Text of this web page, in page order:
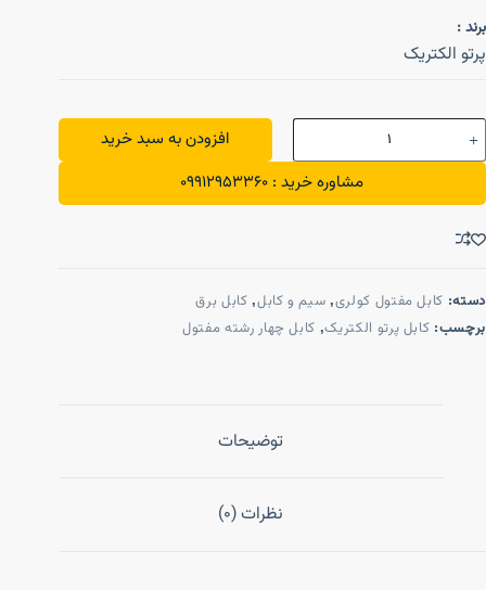
برند :
پرتو الکتریک
افزودن به سبد خرید
مشاوره خرید : 09912953360
دسته: کابل مفتول کولری, سیم و کابل, کابل برق
برچسب: کابل پرتو الکتریک, کابل چهار رشته مفتول
توضیحات
نظرات (0)